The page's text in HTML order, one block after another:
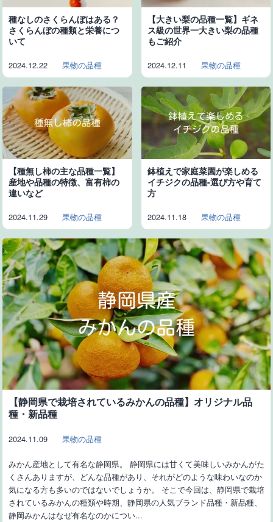
種なしのさくらんぼはある？
さくらんぼの種類と栄養につ
いて
2024.12.22 果物の品種
【大きい梨の品種一覧】ギネ
ス級の世界一大きい梨の品種
もご紹介
2024.12.11 果物の品種
【種無し柿の主な品種一覧】
産地や品種の特徴、富有柿の
違いなど
2024.11.29 果物の品種
鉢植えで家庭菜園が楽しめる
イチジクの品種-選び方や育て
方
2024.11.18 果物の品種
【静岡県で栽培されているみかんの品種】オリジナル品
種・新品種
2024.11.09 果物の品種
みかん産地として有名な静岡県。 静岡県には甘くて美味しいみかんがた
くさんありますが、どんな品種があり、それがどのような味わいなのか
気になる方も多いのではないでしょうか。 そこで今回は、静岡県で栽培
されているみかんの種類や時期、静岡県の人気ブランド品種・新品種、
静岡みかんはなぜ有名なのかについ...